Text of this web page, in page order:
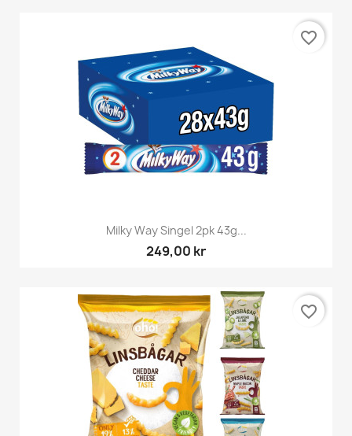
Milky Way Singel 2pk 43g...
249,00 kr
favorite_border
favorite_border